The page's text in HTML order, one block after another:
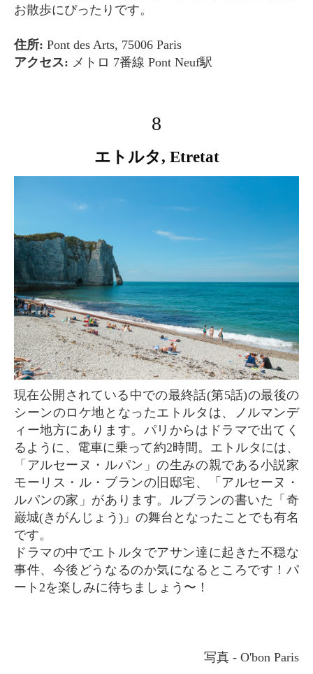
お散歩にぴったりです。
住所: Pont des Arts, 75006 Paris
アクセス: メトロ 7番線 Pont Neuf駅
8
エトルタ, Etretat
現在公開されている中での最終話(第5話)の最後の
シーンのロケ地となったエトルタは、ノルマンデ
ィー地方にあります。パリからはドラマで出てく
るように、電車に乗って約2時間。エトルタには、
「アルセーヌ・ルパン」の生みの親である小説家
モーリス・ル・ブランの旧邸宅、「アルセーヌ・
ルパンの家」があります。ルブランの書いた「奇
巌城(きがんじょう)」の舞台となったことでも有名
です。
ドラマの中でエトルタでアサン達に起きた不穏な
事件、今後どうなるのか気になるところです！パ
ート2を楽しみに待ちましょう〜！
写真 - O'bon Paris